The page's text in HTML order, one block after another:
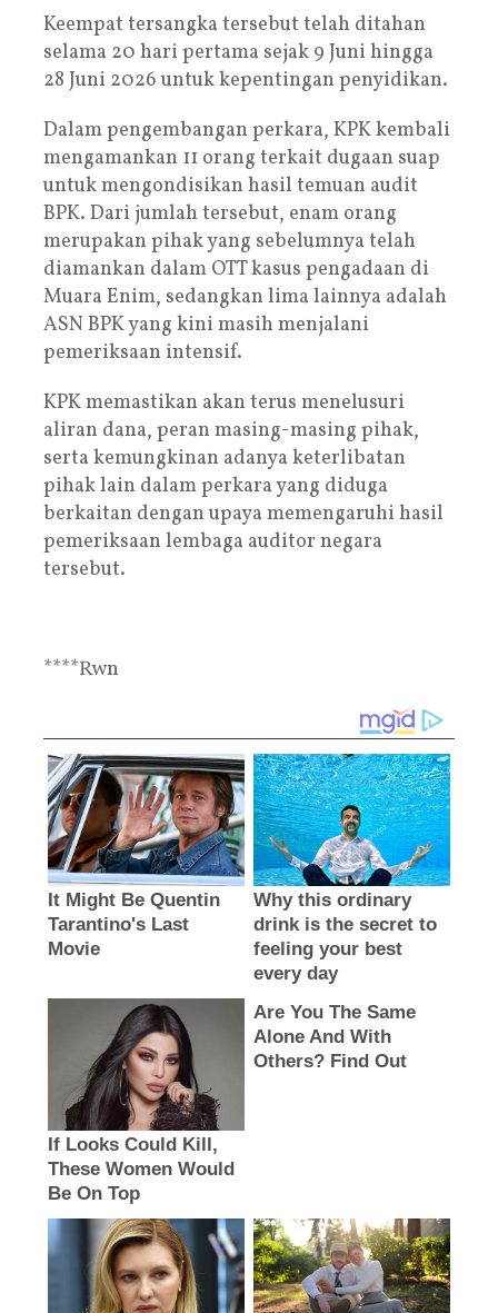
Keempat tersangka tersebut telah ditahan
selama 20 hari pertama sejak 9 Juni hingga
28 Juni 2026 untuk kepentingan penyidikan.
Dalam pengembangan perkara, KPK kembali
mengamankan 11 orang terkait dugaan suap
untuk mengondisikan hasil temuan audit
BPK. Dari jumlah tersebut, enam orang
merupakan pihak yang sebelumnya telah
diamankan dalam OTT kasus pengadaan di
Muara Enim, sedangkan lima lainnya adalah
ASN BPK yang kini masih menjalani
pemeriksaan intensif.
KPK memastikan akan terus menelusuri
aliran dana, peran masing-masing pihak,
serta kemungkinan adanya keterlibatan
pihak lain dalam perkara yang diduga
berkaitan dengan upaya memengaruhi hasil
pemeriksaan lembaga auditor negara
tersebut.
****Rwn